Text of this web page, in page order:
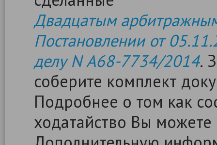
Двадцатым
Постановлении от
делу N А68-7734/2014.
соберите комплект
Подробнее о том как
ходатайство Вы